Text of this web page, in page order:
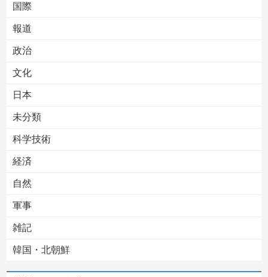
国際
報道
政治
文化
日本
未分類
科学技術
経済
自然
軍事
雑記
韓国・北朝鮮